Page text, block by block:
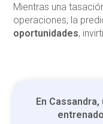
Mientras una
operaciones, la
oportunidades,
En